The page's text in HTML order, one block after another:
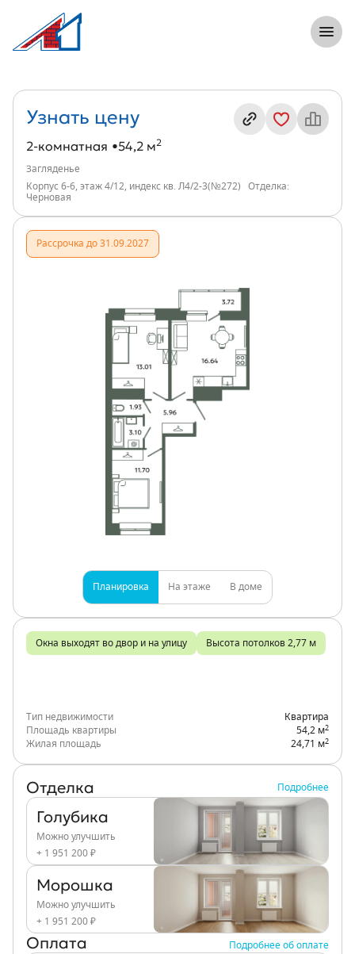
2-комнатная, 54 м², ЖК Загляденье,
Информация о квартире
Узнать цену
2-комнатная 54,2 м2
Загляденье
Корпус 6-6, этаж 4/12, индекс кв. Л4/2-3(№272)
Отделка:
Черновая
Рассрочка до 31.09.2027
Планировка На этаже В доме
Окна выходят во двор и на улицу Высота потолков 2,77 м
Тип недвижимости
Квартира
Площадь квартиры
54,2 м2
Жилая площадь 24,71 м2
Отделка Подробнее
Голубика
Можно улучшить
+ 1 951 200 ₽
Морошка
Можно улучшить
+ 1 951 200 ₽
Оплата Подробнее об оплате